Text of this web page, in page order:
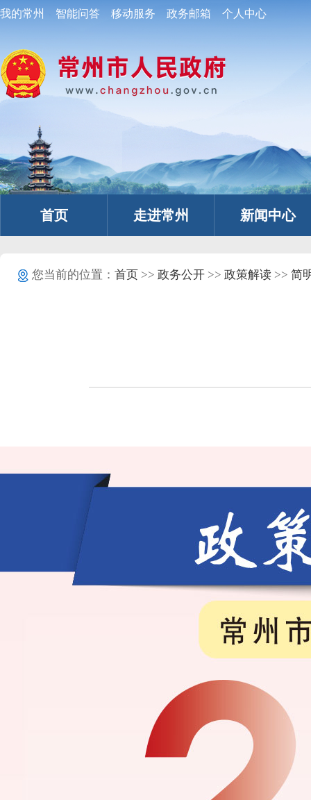
我的常州 智能问答 移动服务 政务邮箱 个人中心
首页 走进常州 新闻中心
您当前的位置： 首页>> 政务公开>> 政策解读>> 简